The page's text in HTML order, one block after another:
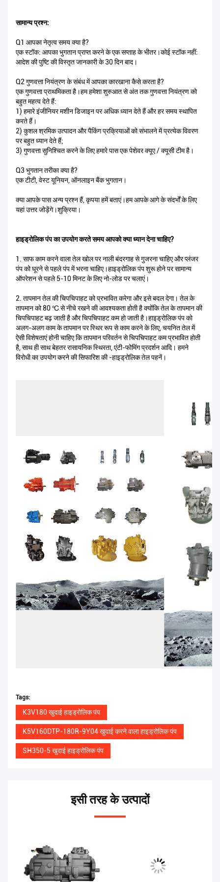
सामान्य प्रश्न:
Q1 आपका नेतृत्व समय क्या है?
एक स्टॉक: आपका भुगतान प्राप्त करने के एक सप्ताह के भीतर।कोई स्टॉक नहीं:
आदेश की पुष्टि की विस्तृत जानकारी के 30 दिन बाद।
Q2 गुणवत्ता नियंत्रण के संबंध में आपका कारखाना कैसे करता है?
एक गुणवत्ता प्राथमिकता है।हम हमेशा शुरुआत से अंत तक गुणवत्ता नियंत्रण को
बहुत महत्व देते हैं:
1) हमारे इंजीनियर मशीन डिजाइन पर अधिक ध्यान देते हैं और हर समय स्थापित
करते हैं।
2) कुशल श्रमिक उत्पादन और पैकिंग प्रक्रियाओं को संभालने में प्रत्येक विवरण
पर बहुत ध्यान देते हैं;
3) गुणवत्ता सुनिश्चित करने के लिए हमारे पास एक पेशेवर क्यूए / क्यूसी टीम है।
Q3 भुगतान तरीका क्या है?
एक टीटी, वेस्ट यूनियन, ऑनलाइन बैंक भुगतान।
क्या आपके पास अन्य प्रश्न हैं, कृपया हमें बताएं।हम आपके आगे के संदर्भों के लिए
यहां उत्तर जोड़ेंगे।शुक्रिया।
हाइड्रोलिक पंप का उपयोग करते समय आपको क्या ध्यान देना चाहिए?
1. साफ काम करने वाला तेल खोल पर नाली बंदरगाह से गुजरना चाहिए और प्लंजर
पंप को घूरने से पहले पंप में भरना चाहिए।हाइड्रोलिक पंप शुरू होने पर सामान्य
ऑपरेशन से पहले 5-10 मिनट के लिए नो-लोड पर चलाएं।
2. तापमान तेल की चिपचिपाहट को प्रभावित करेगा और इसे बदल देगा। तेल के
तापमान को 80 ℃ से नीचे रखने की आवश्यकता होती है क्योंकि तेल के तापमान की
चिपचिपाहट बढ़ जाती है और चिपचिपाहट कम हो जाती है।हाइड्रोलिक पंप को
अलग-अलग काम के तापमान पर स्थिर रूप से काम करने के लिए, चयनित तेल में
ऐसी विशेषताएं होनी चाहिए कि तापमान परिवर्तन से चिपचिपाहट कम प्रभावित होती
है, साथ ही साथ बेहतर रासायनिक स्थिरता, एंटी-फोमिंग प्रदर्शन आदि। हमने
विरोधी का उपयोग करने की सिफारिश की -हाइड्रोलिक तेल पहनें।
Tags:
K3V180 खुदाई हाइड्रोलिक पंप
K5V160DTP-180R-9Y04 खुदाई करने वाला हाइड्रोलिक पंप
SH350-5 खुदाई हाइड्रोलिक पंप
इसी तरह के उत्पादों